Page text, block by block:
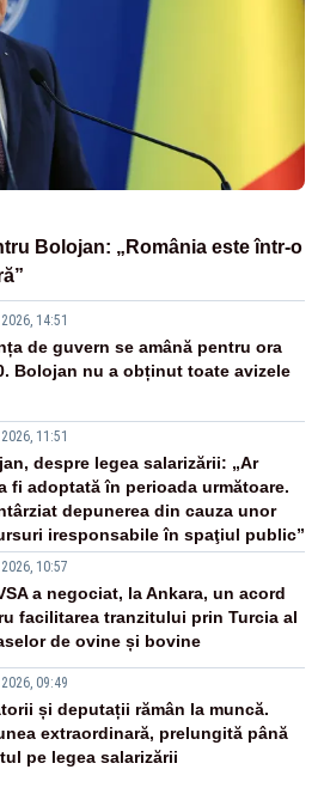
Bolojan: „România este într-o
14:51
de guvern se amână pentru ora
Bolojan nu a obținut toate avizele
11:51
despre legea salarizării: „Ar
fi adoptată în perioada următoare.
depunerea din cauza unor
iresponsabile în spaţiul public”
10:57
a negociat, la Ankara, un acord
facilitarea tranzitului prin Turcia al
de ovine și bovine
09:49
și deputații rămân la muncă.
extraordinară, prelungită până
pe legea salarizării